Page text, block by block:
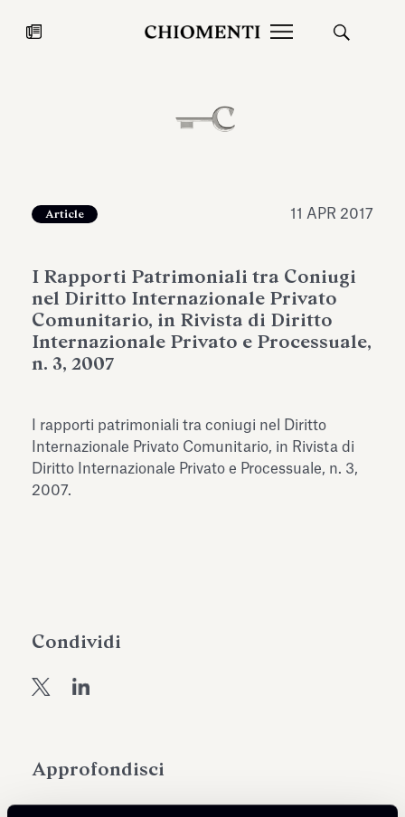
27 LUG 2026
Fondazione Torlonia inaugura la
dell’Antiquarium di Villa Albani
Torlonia
Leggi tutto
Approfondisci
Article 11 APR 2017
I Rapporti Patrimoniali tra Coniugi
nel Diritto Internazionale Privato
Comunitario, in Rivista di Diritto
Internazionale Privato e Processuale,
n. 3, 2007
I rapporti patrimoniali tra coniugi nel Diritto
Internazionale Privato Comunitario, in Rivista di
Diritto Internazionale Privato e Processuale, n. 3,
2007.
Condividi